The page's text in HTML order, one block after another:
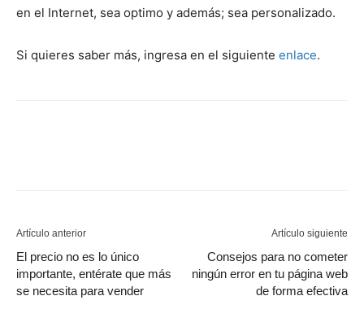
en el Internet, sea optimo y además; sea personalizado.
Si quieres saber más, ingresa en el siguiente enlace.
Artículo anterior
El precio no es lo único
importante, entérate que más
se necesita para vender
Artículo siguiente
Consejos para no cometer
ningún error en tu página web
de forma efectiva